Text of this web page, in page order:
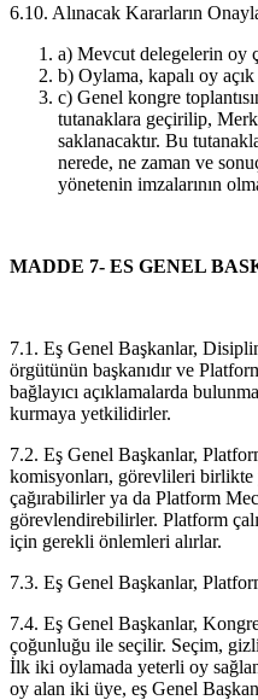
6.10. Alınacak Kararların
a) Mevcut delegelerin oy
b) Oylama, kapalı oy açık
c) Genel kongre
tutanaklara geçirilip,
saklanacaktır. Bu
nerede, ne zaman ve
yönetenin imzalarının
MADDE 7- ES GENEL
7.1. Eş Genel Başkanlar,
örgütünün başkanıdır ve
bağlayıcı açıklamalarda
kurmaya yetkilidirler.
7.2. Eş Genel Başkanlar,
komisyonları, görevlileri birlikte
çağırabilirler ya da Platform
görevlendirebilirler. Platform
için gerekli önlemleri alırlar.
7.3. Eş Genel Başkanlar,
7.4. Eş Genel Başkanlar,
çoğunluğu ile seçilir. Seçim,
İlk iki oylamada yeterli oy
oy alan iki üye, eş Genel